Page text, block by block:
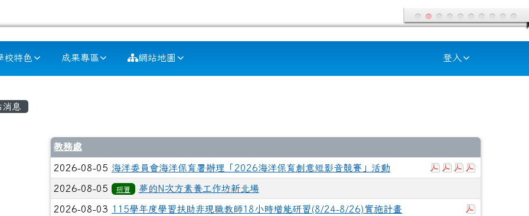
校特色 成果專區 網站地圖 登入
區域
息
教務處
下載：
下載：
下載：
2026-08-05 海洋委員會海洋保育署辦理「2026海洋保育創意短影音競賽」活動
2026-08-05 研習 夢的N次方素養工作坊新北場
2026-08-03 115學年度學習扶助非現職教師18小時增能研習(8/24-8/26)實施計畫